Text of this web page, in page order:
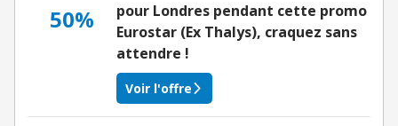
50%
pour Londres pendant cette promo
Eurostar (Ex Thalys), craquez sans
attendre !
Voir l'offre